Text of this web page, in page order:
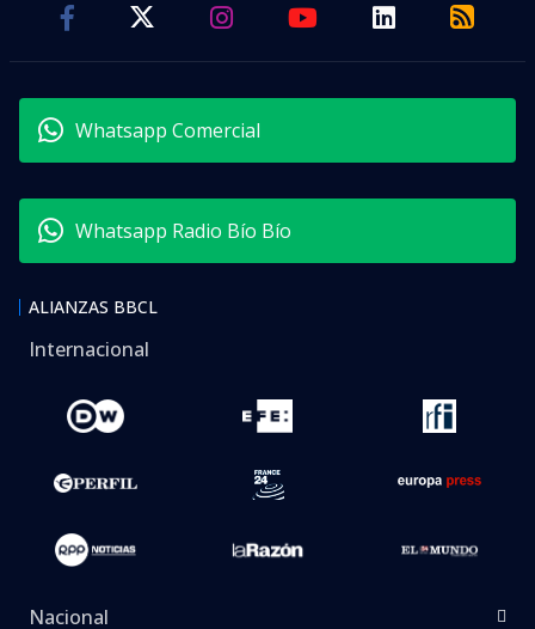
Whatsapp Comercial
Whatsapp Radio Bío Bío
ALIANZAS BBCL
Internacional
Nacional